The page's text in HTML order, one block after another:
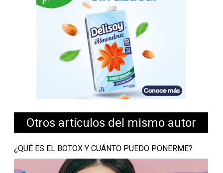
Otros artículos del mismo autor
¿QUÉ ES EL BOTOX Y CUÁNTO PUEDO PONERME?